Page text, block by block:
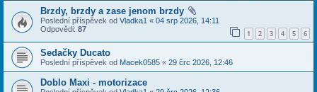
Brzdy, brzdy a zase jenom brzdy
Poslední příspěvek od Vladka1 « 04 srp 2026, 14:11
Odpovědi: 87 1 2 3 4 5 6
Sedačky Ducato
Poslední příspěvek od Macek0585 « 29 črc 2026, 12:46
Doblo Maxi - motorizace